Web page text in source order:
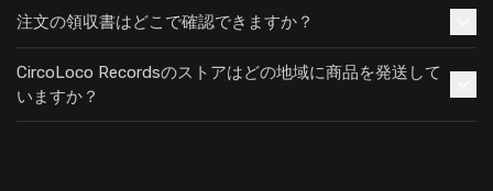
注文の領収書はどこで確認できますか？
CircoLoco Recordsのストアはどの地域に商品を発送して
いますか？